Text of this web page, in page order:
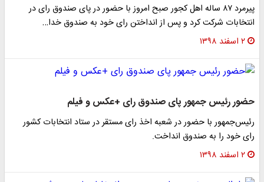
پیرمرد ۸۷ ساله اهل کجور صبح امروز با حضور در پای صندوق رای در
انتخابات شرکت کرد و پس از انداختن رای خود به صندوق خدا…
۲ اسفند ۱۳۹۸
حضور رئیس جمهور پای صندوق رای +عکس و فیلم
رئیس‌جمهور با حضور در شعبه اخذ رای مستقر در ستاد انتخابات کشور
رای خود را به صندوق انداخت.
۲ اسفند ۱۳۹۸